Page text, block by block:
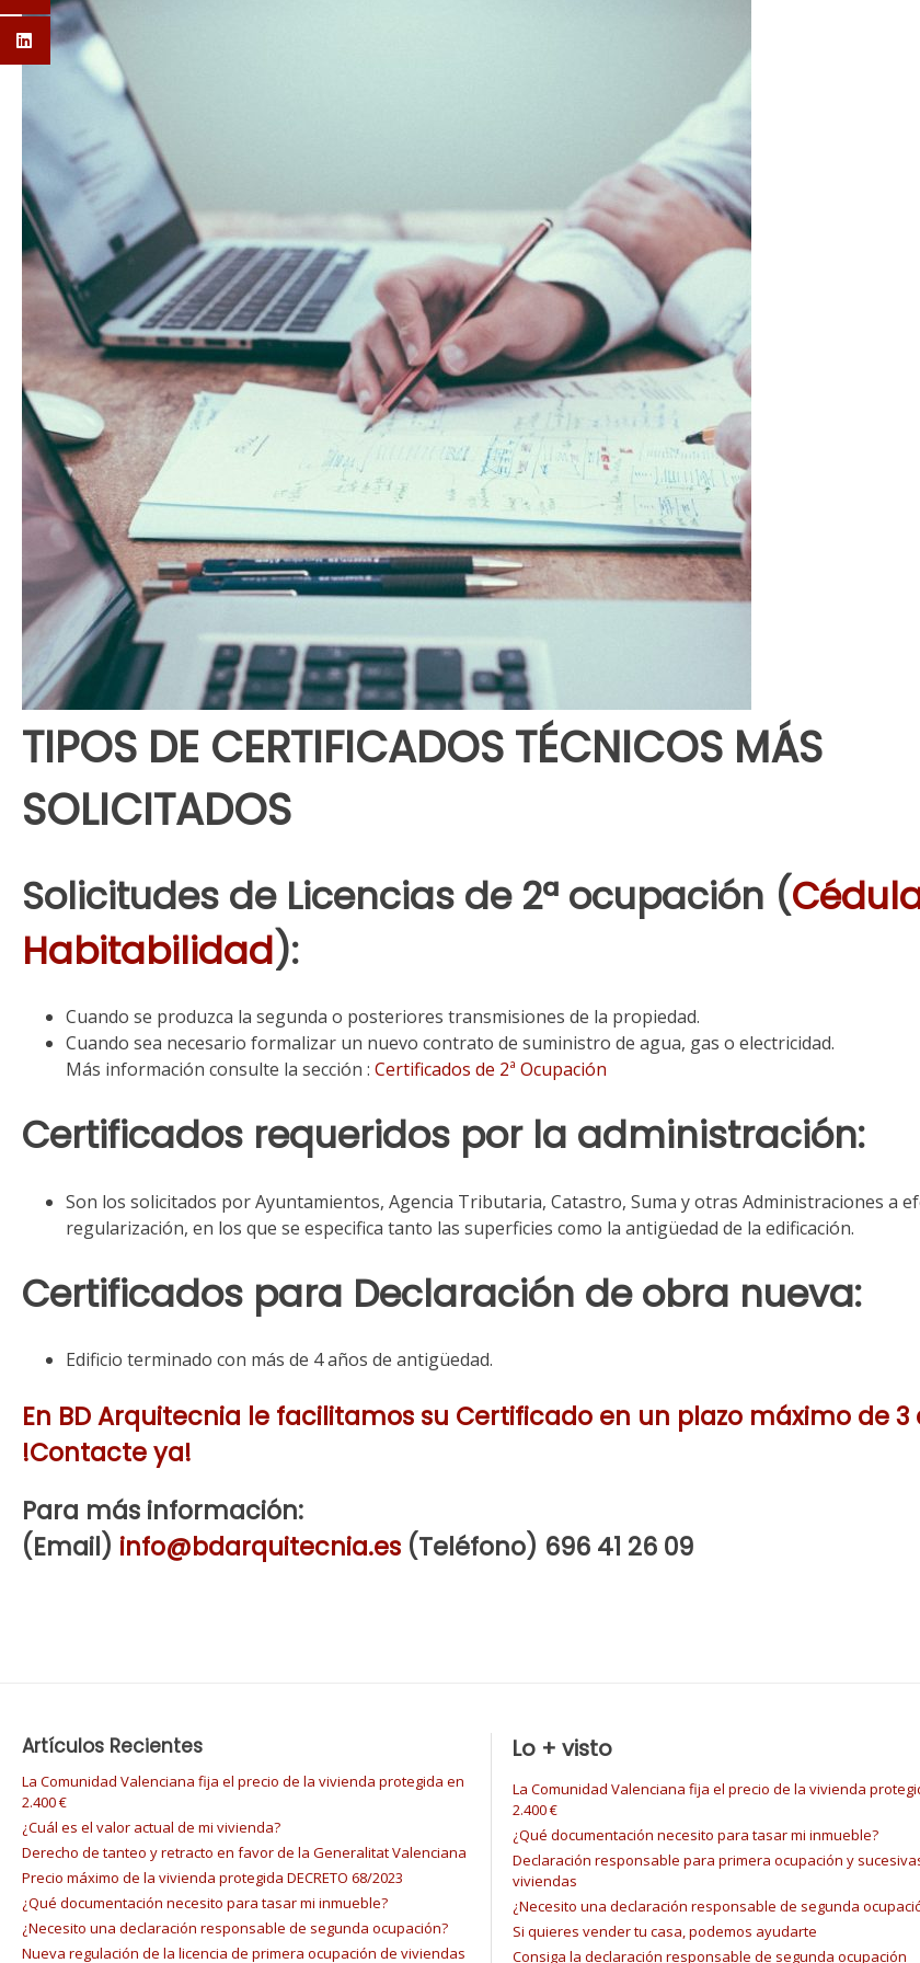
TIPOS DE CERTIFICADOS TÉCNICOS MÁS
SOLICITADOS
Solicitudes de Licencias de 2ª ocupación (
Habitabilidad):
Cuando se produzca la segunda o posteriores transmisiones de la propiedad.
Cuando sea necesario formalizar un nuevo contrato de suministro de agua, gas o electricidad.
Más información consulte la sección : Certificados de 2ª Ocupación
Certificados requeridos por la administración:
Son los solicitados por Ayuntamientos, Agencia Tributaria, Catastro, Suma y otras Administraciones a
regularización, en los que se especifica tanto las superficies como la antigüedad de la edificación.
Certificados para Declaración de obra nueva:
Edificio terminado con más de 4 años de antigüedad.
En BD Arquitecnia le facilitamos su Certificado en un plazo máximo de 3
!Contacte ya!
Para más información:
(Email) info@bdarquitecnia.es (Teléfono) 696 41 26 09
Artículos Recientes
La Comunidad Valenciana fija el precio de la vivienda protegida en
2.400 €
¿Cuál es el valor actual de mi vivienda?
Derecho de tanteo y retracto en favor de la Generalitat Valenciana
Precio máximo de la vivienda protegida DECRETO 68/2023
¿Qué documentación necesito para tasar mi inmueble?
¿Necesito una declaración responsable de segunda ocupación?
Nueva regulación de la licencia de primera ocupación de viviendas
Lo + visto
La Comunidad Valenciana fija el precio de la vivienda
2.400 €
¿Qué documentación necesito para tasar mi inmueble?
Declaración responsable para primera ocupación y
viviendas
¿Necesito una declaración responsable de segunda
Si quieres vender tu casa, podemos ayudarte
Consiga la declaración responsable de segunda ocupación